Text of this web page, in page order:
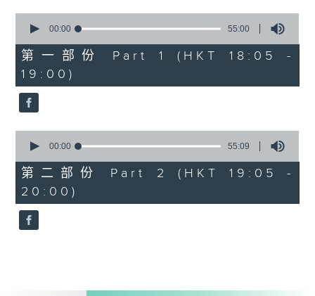
seconds
55
minutes,
0
seconds
00:00 55:00
第一部份 Part 1 (HKT 18:05 -
19:00)
seconds
55
minutes,
9
seconds
00:00 55:09
第二部份 Part 2 (HKT 19:05 -
20:00)